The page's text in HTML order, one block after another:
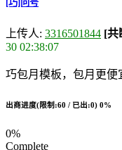
[巧]问号
上传人: 3316501844 [共
30 02:38:07
巧包月模板，包月更便
出商进度(限制:60 / 已出:0) 0%
0%
Complete